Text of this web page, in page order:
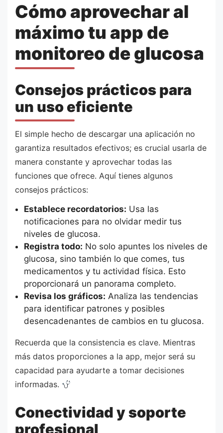
Cómo aprovechar al
máximo tu app de
monitoreo de glucosa
Consejos prácticos para
un uso eficiente
El simple hecho de descargar una aplicación no
garantiza resultados efectivos; es crucial usarla de
manera constante y aprovechar todas las
funciones que ofrece. Aquí tienes algunos
consejos prácticos:
Establece recordatorios: Usa las
notificaciones para no olvidar medir tus
niveles de glucosa.
Registra todo: No solo apuntes los niveles de
glucosa, sino también lo que comes, tus
medicamentos y tu actividad física. Esto
proporcionará un panorama completo.
Revisa los gráficos: Analiza las tendencias
para identificar patrones y posibles
desencadenantes de cambios en tu glucosa.
Recuerda que la consistencia es clave. Mientras
más datos proporciones a la app, mejor será su
capacidad para ayudarte a tomar decisiones
informadas.
Conectividad y soporte
profesional